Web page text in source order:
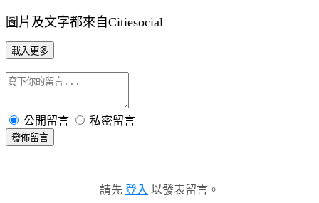
圖片及文字都來自Citiesocial
載入更多
公開留言 私密留言
發佈留言
請先 登入 以發表留言。